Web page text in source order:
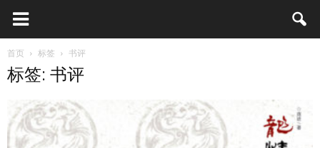
首页 标签 书评
标签: 书评